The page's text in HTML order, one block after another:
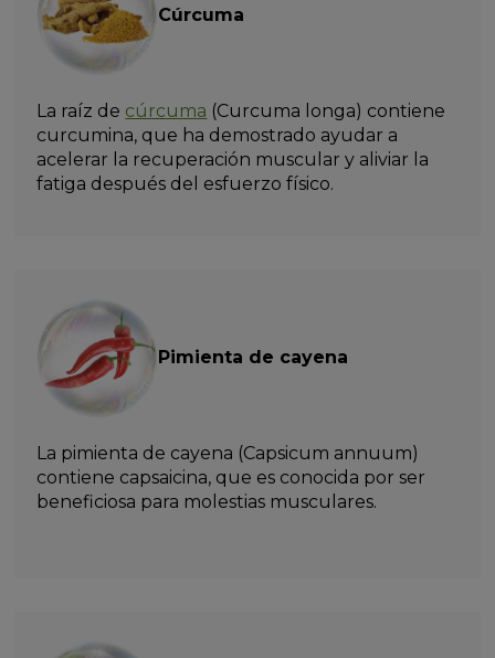
Cúrcuma
La raíz de cúrcuma (Curcuma longa) contiene
curcumina, que ha demostrado ayudar a
acelerar la recuperación muscular y aliviar la
fatiga después del esfuerzo físico.
Pimienta de cayena
La pimienta de cayena (Capsicum annuum)
contiene capsaicina, que es conocida por ser
beneficiosa para molestias musculares.